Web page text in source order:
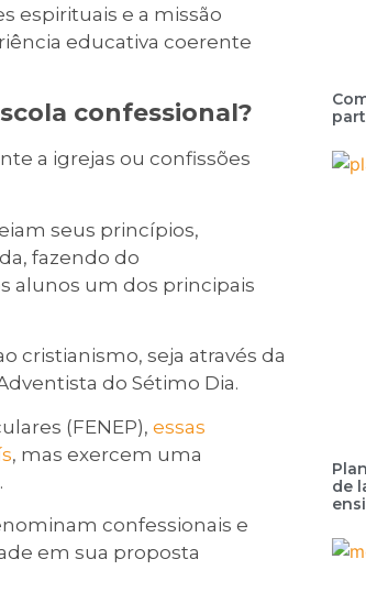
espirituais e a missão
educativa coerente
confessional?
a igrejas ou confissões
seus princípios,
fazendo do
alunos um dos principais
cristianismo, seja através da
do Sétimo Dia.
(FENEP), essas
, mas exercem uma
confessionais e
em sua proposta
de